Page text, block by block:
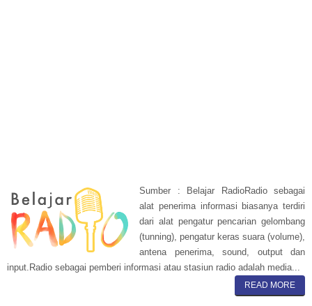
Sumber : Belajar RadioRadio sebagai
alat penerima informasi biasanya terdiri
dari alat pengatur pencarian gelombang
(tunning), pengatur keras suara (volume),
antena penerima, sound, output dan
input.Radio sebagai pemberi informasi atau stasiun radio adalah media...
READ MORE